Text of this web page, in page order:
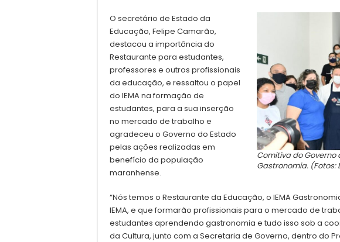
Comitiva do Governo
Gastronomia. (Fotos:
O secretário de Estado da
Educação, Felipe Camarão,
destacou a importância do
Restaurante para estudantes,
professores e outros profissionais
da educação, e ressaltou o papel
do IEMA na formação de
estudantes, para a sua inserção
no mercado de trabalho e
agradeceu o Governo do Estado
pelas ações realizadas em
benefício da população
maranhense.
“Nós temos o Restaurante da Educação, o IEMA
IEMA, e que formarão profissionais para o mercado de
estudantes aprendendo gastronomia e tudo isso sob a
da Cultura, junto com a Secretaria de Governo, dentro do